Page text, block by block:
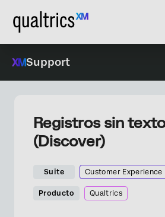
Support
Registros sin texto
(Discover)
Suite Customer Experience
Producto Qualtrics